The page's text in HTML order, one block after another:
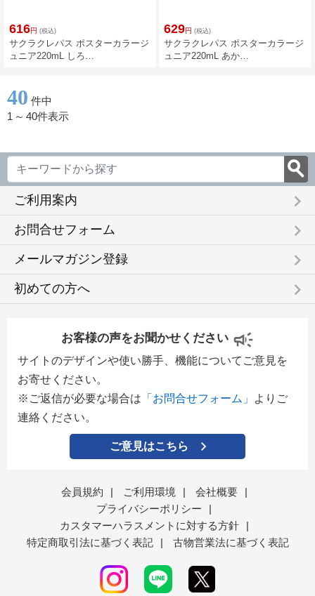
616円 (税込)
サクラクレパス ポスターカラージ
ュニア220mL しろ
629円 (税込)
サクラクレパス ポスターカラージ
ュニア220mL あか
40 件中
1 ～ 40件表示
ご利用案内 keyboard_arrow_right
お問合せフォーム keyboard_arrow_right
メールマガジン登録 keyboard_arrow_right
初めての方へ keyboard_arrow_right
お客様の声をお聞かせください
サイトのデザインや使い勝手、機能についてご意見を
お寄せください。
※ご返信が必要な場合は 「お問合せフォーム」
よりご
連絡ください。
ご意見はこちら
会員規約 | ご利用環境 | 会社概要
|
プライバシーポリシー
|
カスタマーハラスメントに対する方針
|
特定商取引法に基づく表記
| 古物営業法に基づく表記